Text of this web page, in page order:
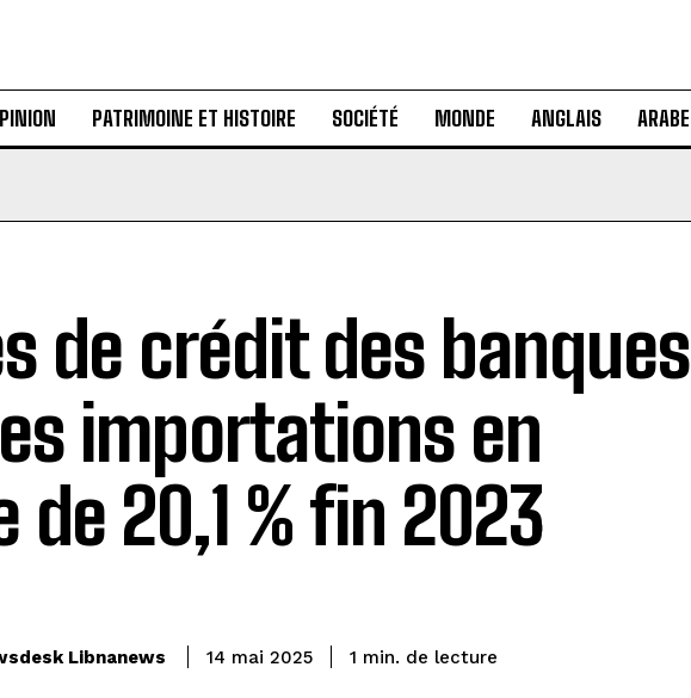
PATRIMOINE ET HISTOIRE SOCIÉTÉ MONDE ANGLAIS ARABE
de crédit des banques
importations en
de 20,1 % fin 2023
Libnanews 14 mai 2025 1 min. de lecture